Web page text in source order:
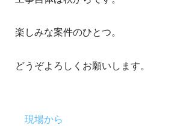
楽しみな案件のひとつ。
どうぞよろしくお願いします。
現場から